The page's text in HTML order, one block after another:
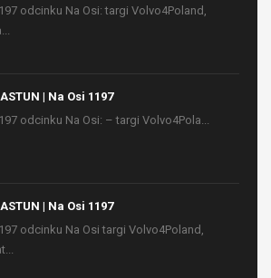
odcinku Na Osi: targi Volvo4Poland,
| Na Osi 1197
odcinku Na Osi: – targi Volvo4Pola...
| Na Osi 1197
odcinku Na Osi targi Volvo4Poland,